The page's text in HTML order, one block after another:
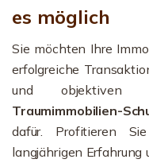
es möglich
Sie möchten Ihre
erfolgreiche
und objektiven
Traumimmobilien-
dafür. Profitieren
langjährigen